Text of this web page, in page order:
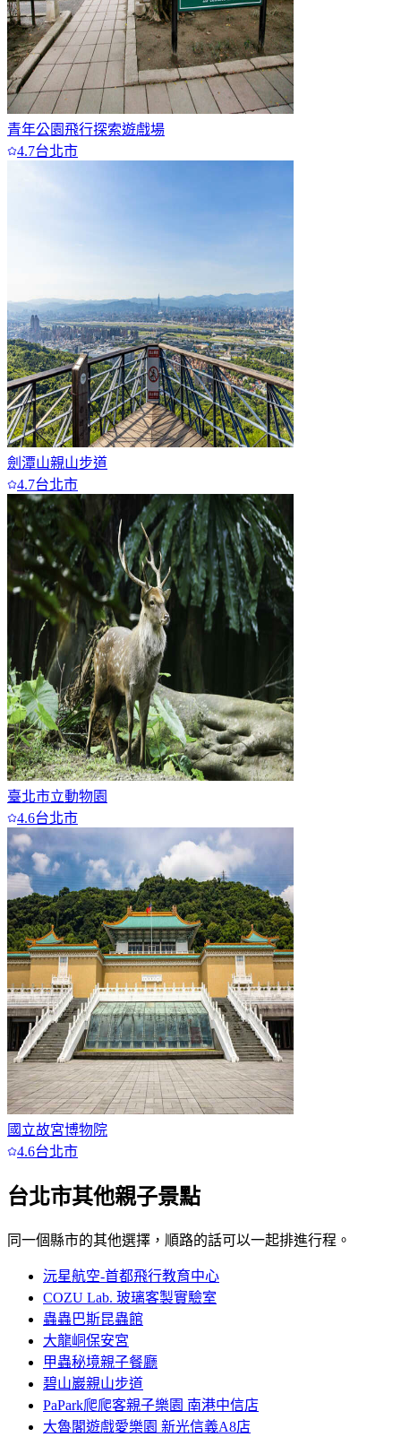
青年公園飛行探索遊戲場
4.7台北市
劍潭山親山步道
4.7台北市
臺北市立動物園
4.6台北市
國立故宮博物院
4.6台北市
台北市其他親子景點
同一個縣市的其他選擇，順路的話可以一起排進行程。
沅星航空-首都飛行教育中心
COZU Lab. 玻璃客製實驗室
蟲蟲巴斯昆蟲館
大龍峒保安宮
甲蟲秘境親子餐廳
碧山巖親山步道
PaPark爬爬客親子樂園 南港中信店
大魯閣遊戲愛樂園 新光信義A8店